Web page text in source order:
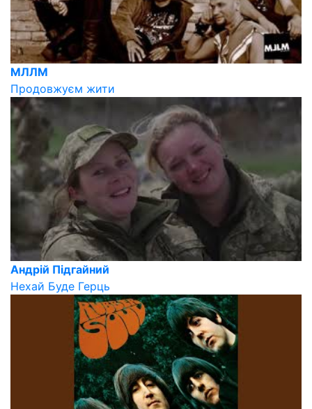
МЛЛМ
Продовжуєм жити
Андрій Підгайний
Нехай Буде Герць